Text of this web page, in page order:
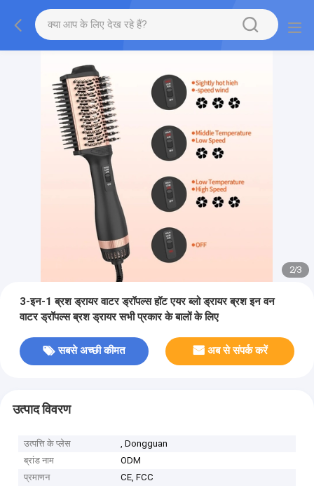
2/3
3-इन-1 ब्रश ड्रायर वाटर ड्रॉपल्स हॉट एयर ब्लो ड्रायर ब्रश इन वन
वाटर ड्रॉपल्स ब्रश ड्रायर सभी प्रकार के बालों के लिए
सबसे अच्छी कीमत अब से संपर्क करें
उत्पाद विवरण
उत्पत्ति के प्लेस
, Dongguan
ब्रांड नाम
ODM
प्रमाणन
CE, FCC